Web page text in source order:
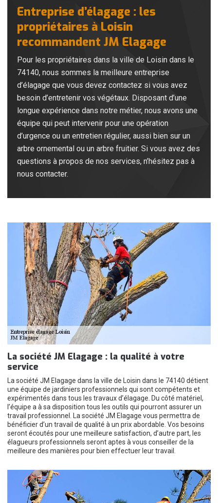
Entreprise d’élagage : les
propriétaires à Loisin
recommandent JM Elagage
Pour les propriétaires dans la ville de Loisin dans le
74140, nous sommes la meilleure entreprise
d’élagage que vous devez contactez si vous avez
besoin d’entretenir vos végétaux. Disposant d’une
longue expérience dans notre métier, nous avons une
équipe qui peut intervenir pour une opération
d’urgence ou un entretien régulier, aussi bien sur un
arbre ornemental ou un arbre fruitier. Si vous avez des
questions à propos de nos services, n’hésitez pas à
nous contacter.
La société JM Elagage : la qualité à votre
service
La société JM Elagage dans la ville de Loisin dans le 74140 détient
une équipe de jardiniers professionnels qui sont compétents et
expérimentés dans tous les travaux d’élagage. Du côté matériel,
l’équipe a à sa disposition tous les outils qui pourront assurer un
travail professionnel. La société JM Elagage vous permettra de
bénéficier d’un travail de qualité à un prix abordable. Vos besoins
seront écoutés pour une meilleure satisfaction, d’autre part, les
élagueurs professionnels seront aptes à vous conseiller de la
meilleure des manières pour bien effectuer leur travail.